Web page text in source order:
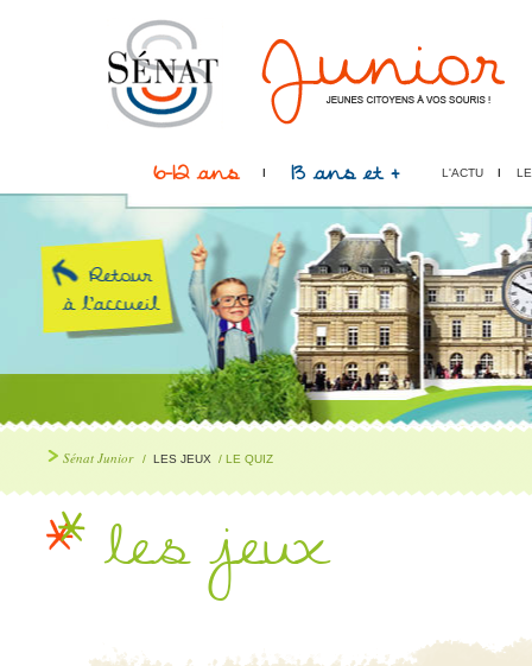
6-12 ans 13 ans et + L'ACTU
Sénat Junior / LES JEUX / LE QUIZ
les jeux